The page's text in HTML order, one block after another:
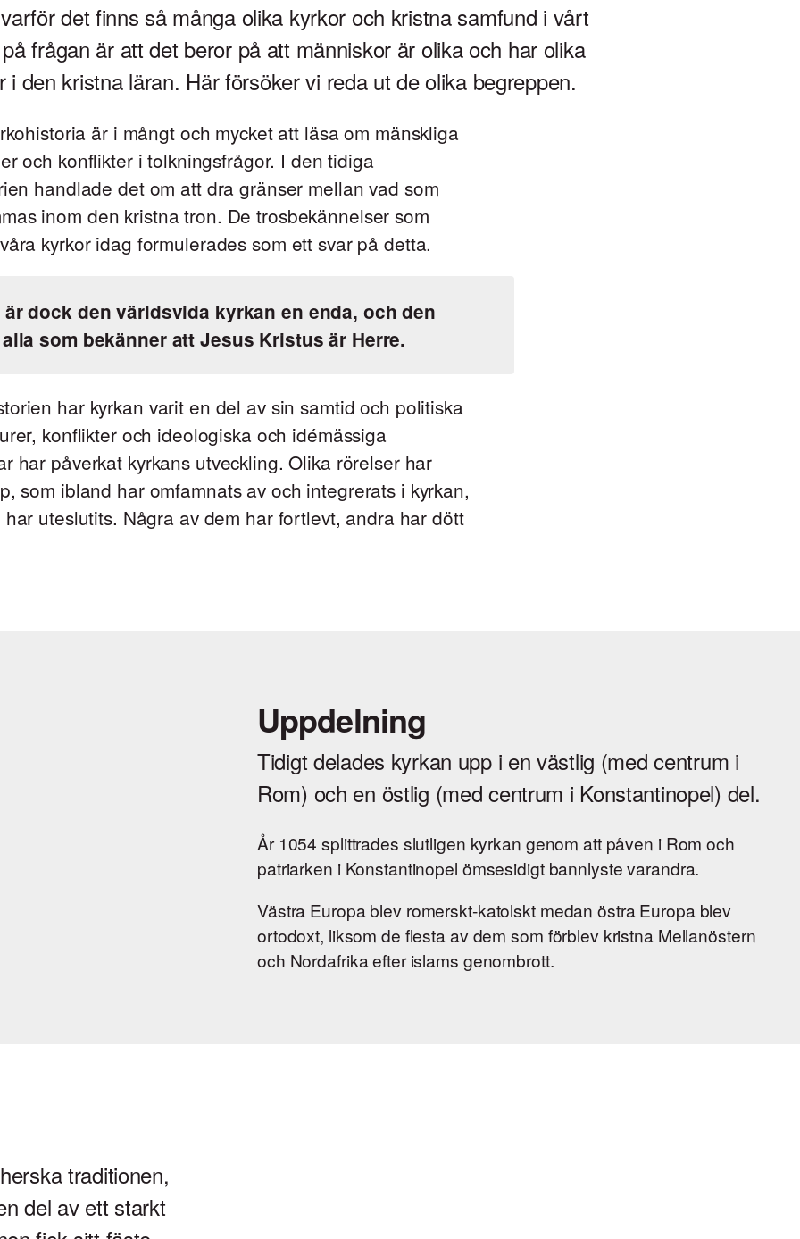
det finns så många olika kyrkor och kristna samfund i vårt
frågan är att det beror på att människor är olika och har olika
i den kristna läran. Här försöker vi reda ut de olika begreppen.
är i mångt och mycket att läsa om mänskliga
och konflikter i tolkningsfrågor. I den tidiga
handlade det om att dra gränser mellan vad som
inom den kristna tron. De trosbekännelser som
kyrkor idag formulerades som ett svar på detta.
dock den världsvida kyrkan en enda, och den
som bekänner att Jesus Kristus är Herre.
har kyrkan varit en del av sin samtid och politiska
konflikter och ideologiska och idémässiga
har påverkat kyrkans utveckling. Olika rörelser har
som ibland har omfamnats av och integrerats i kyrkan,
uteslutits. Några av dem har fortlevt, andra har dött
Uppdelning
Tidigt delades kyrkan upp i en västlig (med centrum i
Rom) och en östlig (med centrum i Konstantinopel) del.
År 1054 splittrades slutligen kyrkan genom att påven i Rom och
patriarken i Konstantinopel ömsesidigt bannlyste varandra.
Västra Europa blev romerskt-katolskt medan östra Europa blev
ortodoxt, liksom de flesta av dem som förblev kristna Mellanöstern
och Nordafrika efter islams genombrott.
traditionen,
del av ett starkt